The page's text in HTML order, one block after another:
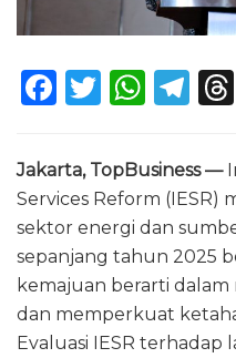
F
c
e
b
o
o
k
T
it
te
r
W
a
ts
A
p
p
T
e
g
ra
m
Jakarta, TopBusiness —
Services Reform (IESR)
sektor energi dan
sepanjang tahun 2025
kemajuan berarti
dan memperkuat
Evaluasi IESR terhadap